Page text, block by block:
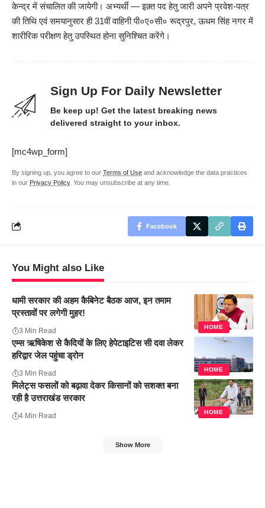
केन्द्र में संचालित की जायेगी। अभ्यर्थी — इक़्त पद हेतु जारी अपने प्रवेश-पत्र
की तिथि एवं समयानुसार ही 31वीं वाहिनी पी०ए०सी० रूद्रपुर, ऊधम सिंह नगर में
शारीरिक परीक्षण हेतु उपस्थित होना सुनिश्चित करेंगे।
Sign Up For Daily Newsletter
Be keep up! Get the latest breaking news
delivered straight to your inbox.
[mc4wp_form]
By signing up, you agree to our Terms of Use and acknowledge the data practices
in our Privacy Policy. You may unsubscribe at any time.
Facebook
You Might also Like
HOME
धामी सरकार की अहम कैबिनेट बैठक आज, इन तमाम
प्रस्तावों पर लगेगी मुहर!
3 Min Read
HOME
एम्स ऋषिकेश से कैदियों के लिए हेपेटाइटिस सी दवा लेकर
हरिद्वार जेल पहुंचा ड्रोन
3 Min Read
HOME
मिलेट्स फसलों को बढ़ावा देकर किसानों को सशक्त बना
रही है उत्तराखंड सरकार
4 Min Read
Show More